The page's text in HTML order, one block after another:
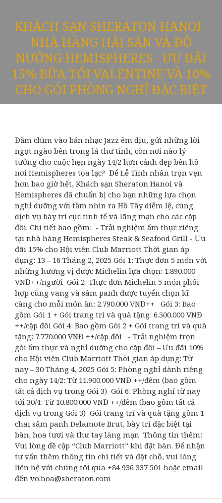
KHÁCH SẠN SHERATON HANOI -
NHÀ HÀNG HẢI SẢN VÀ ĐỒ
NƯỚNG HEMISPHERES - ƯU ĐÃI
15% BỮA TỐI VALENTINE VÀ 10%
CHO GÓI PHÒNG NGHỈ ĐẶC BIỆT
Đắm chìm vào bản nhạc Jazz êm dịu, gửi những lời
ngọt ngào bên trong lá thư tình, còn nơi nào lý
tưởng cho cuộc hẹn ngày 14/2 hơn cảnh đẹp bên hồ
nơi Hemispheres tọa lạc? Để Lễ Tình nhân trọn vẹn
hơn bao giờ hết, Khách sạn Sheraton Hanoi và
Hemispheres đã chuẩn bị cho bạn những lựa chọn
nghỉ dưỡng với tầm nhìn ra Hồ Tây diễm lệ, cùng
dịch vụ bày trí cực tinh tế và lãng mạn cho các cặp
đôi. Chi tiết bao gồm: - Trải nghiệm ẩm thực riêng
tại nhà hàng Hemispheres Steak & Seafood Grill - Ưu
đãi 15% cho Hội viên Club Marriott Thời gian áp
dụng: 13 – 16 Tháng 2, 2025 Gói 1: Thực đơn 5 món với
những hương vị được Michelin lựa chọn: 1.890.000
VNĐ++/người Gói 2: Thực đơn Michelin 5 món phối
hợp cùng vang và sâm panh được tuyển chọn kĩ
càng cho mỗi món ăn: 2.790.000 VNĐ++ Gói 3: Bao
gồm Gói 1 + Gói trang trí và quà tặng: 6.500.000 VNĐ
++/cặp đôi Gói 4: Bao gồm Gói 2 + Gói trang trí và quà
tặng: 7.770.000 VNĐ ++/cặp đôi - Trải nghiệm trọn
gói ẩm thực và nghỉ dưỡng cho cặp đôi – Ưu đãi 10%
cho Hội viên Club Marriott Thời gian áp dụng: Từ
nay – 30 Tháng 4, 2025 Gói 5: Phòng nghỉ dành riêng
cho ngày 14/2: Từ 11.900.000 VNĐ ++/đêm (bao gồm
tất cả dịch vụ trong Gói 3) Gói 6: Phòng nghỉ từ nay
tới 30/4: Từ 10.800.000 VNĐ ++/đêm (bao gồm tất cả
dịch vụ trong Gói 3) Gói trang trí và quà tặng gồm 1
chai sâm panh Delamote Brut, bày trí đặc biệt tại
bàn, hoa tươi và thư tay lãng mạn Thông tin thêm:
Vui lòng đề cập “Club Marriott” khi đặt bàn. Để nhận
tư vấn thêm thông tin chi tiết và đặt chỗ, vui lòng
liên hệ với chúng tôi qua +84 936 337 501 hoặc email
đến vo.hoa@sheraton.com